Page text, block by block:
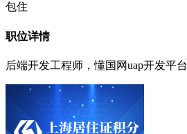
包住
职位详情
后端开发工程师，懂国网uap开发平台